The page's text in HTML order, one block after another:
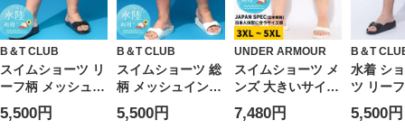
B＆T CLUB
スイムショーツ リ
ーフ柄 メッシュイ
ンナー ボトムス
スイムパンツ 水着
5,500円
B＆T CLUB
スイムショーツ 総
柄 メッシュインナ
ー ボトムス スイ
ムパンツ 水着 レ
5,500円
UNDER ARMOUR
スイムショーツ メ
ンズ 大きいサイズ
LOOSE 切り替え
メッシュインナー
7,480円
B＆T
水着 シ
ツ リー
シュイ
ムショ
5,500円